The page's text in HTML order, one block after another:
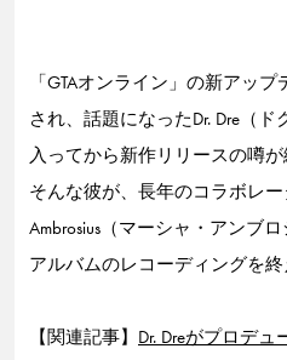
「GTAオンライン」の新アッ
され、話題になったDr. Dre（
入ってから新作リリースの噂が
そんな彼が、長年のコラボレー
Ambrosius（マーシャ・アンブ
アルバムのレコーディングを終
【関連記事】 Dr. Dreがプロデ